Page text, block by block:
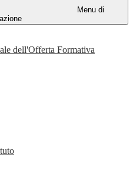
Menu di
dell'Offerta Formativa